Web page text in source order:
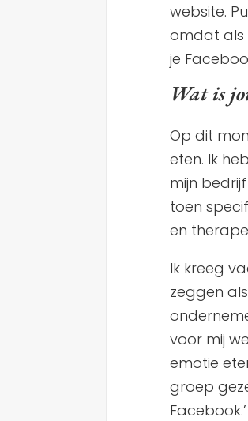
website.
omdat als
je
Wat is
Op dit
eten. Ik
mijn
toen
en
Ik kreeg
zeggen
voor mij
emotie
groep